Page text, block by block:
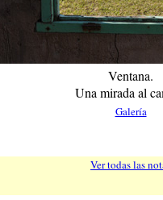
Ventana.
Una mirada al
Galería
Ver todas las